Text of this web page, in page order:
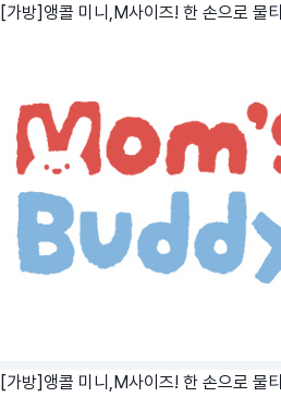
[가방]앵콜 미니,M사이즈! 한 손으로 물
[가방]앵콜 미니,M사이즈! 한 손으로 물